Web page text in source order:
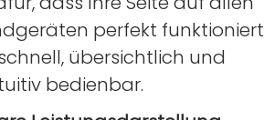
perfekt funktioniert
übersichtlich und
bedienbar.